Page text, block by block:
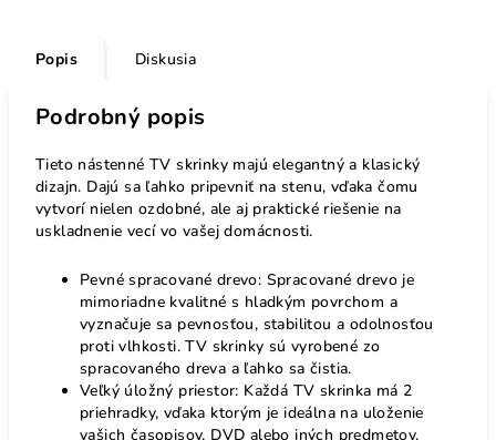
Popis Diskusia
Podrobný popis
Tieto nástenné TV skrinky majú elegantný a klasický
dizajn. Dajú sa ľahko pripevniť na stenu, vďaka čomu
vytvorí nielen ozdobné, ale aj praktické riešenie na
uskladnenie vecí vo vašej domácnosti.
Pevné spracované drevo: Spracované drevo je
mimoriadne kvalitné s hladkým povrchom a
vyznačuje sa pevnosťou, stabilitou a odolnosťou
proti vlhkosti. TV skrinky sú vyrobené zo
spracovaného dreva a ľahko sa čistia.
Veľký úložný priestor: Každá TV skrinka má 2
priehradky, vďaka ktorým je ideálna na uloženie
vašich časopisov, DVD alebo iných predmetov.